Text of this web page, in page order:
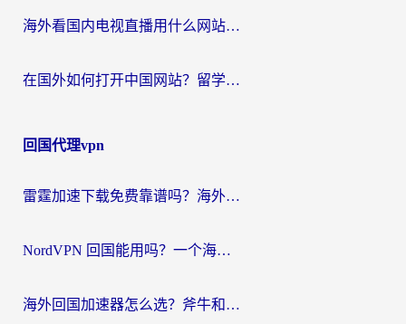
海外看国内电视直播用什么网站比较好？一篇解决你所有追剧难题的实用指南
在国外如何打开中国网站？留学生与海外华人的无缝访问指南
回国代理vpn
雷霆加速下载免费靠谱吗？海外党选回国加速器的避坑指南（附热门工具对比）
NordVPN 回国能用吗？一个海外用户必须面对的真实困境
海外回国加速器怎么选？斧牛和海龟哪个好？一篇帮你避开坑的实用指南